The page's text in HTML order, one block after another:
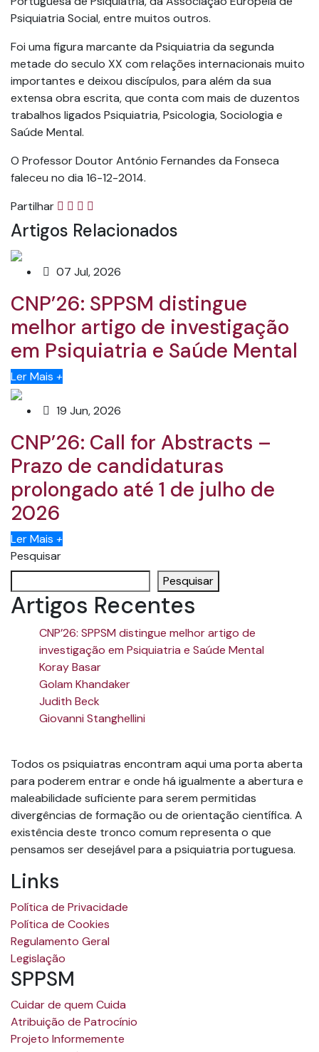
Psiquiatria Social, entre muitos outros.
Foi uma figura marcante da Psiquiatria da segunda
metade do seculo XX com relações internacionais muito
importantes e deixou discípulos, para além da sua
extensa obra escrita, que conta com mais de duzentos
trabalhos ligados Psiquiatria, Psicologia, Sociologia e
Saúde Mental.
O Professor Doutor António Fernandes da Fonseca
faleceu no dia 16-12-2014.
Partilhar
Artigos Relacionados
07 Jul, 2026
CNP’26: SPPSM distingue
melhor artigo de investigação
em Psiquiatria e Saúde Mental
Ler Mais +
19 Jun, 2026
CNP’26: Call for Abstracts –
Prazo de candidaturas
prolongado até 1 de julho de
2026
Ler Mais +
Pesquisar
Pesquisar
Artigos Recentes
CNP’26: SPPSM distingue melhor artigo de
investigação em Psiquiatria e Saúde Mental
Koray Basar
Golam Khandaker
Judith Beck
Giovanni Stanghellini
Todos os psiquiatras encontram aqui uma porta aberta
para poderem entrar e onde há igualmente a abertura e
maleabilidade suficiente para serem permitidas
divergências de formação ou de orientação científica. A
existência deste tronco comum representa o que
pensamos ser desejável para a psiquiatria portuguesa.
Links
Política de Privacidade
Política de Cookies
Regulamento Geral
Legislação
SPPSM
Cuidar de quem Cuida
Atribuição de Patrocínio
Projeto Informemente